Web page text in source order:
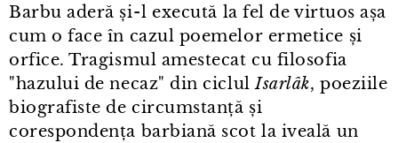
Barbu aderă și⁠-⁠l execută la fel de virtuos așa
cum o face în cazul poemelor ermetice și
orfice. Tragismul amestecat cu filosofia
"hazului de necaz" din ciclulIsarlâk, poeziile
biografiste de circumstanță și
corespondența barbiană scot la iveală un